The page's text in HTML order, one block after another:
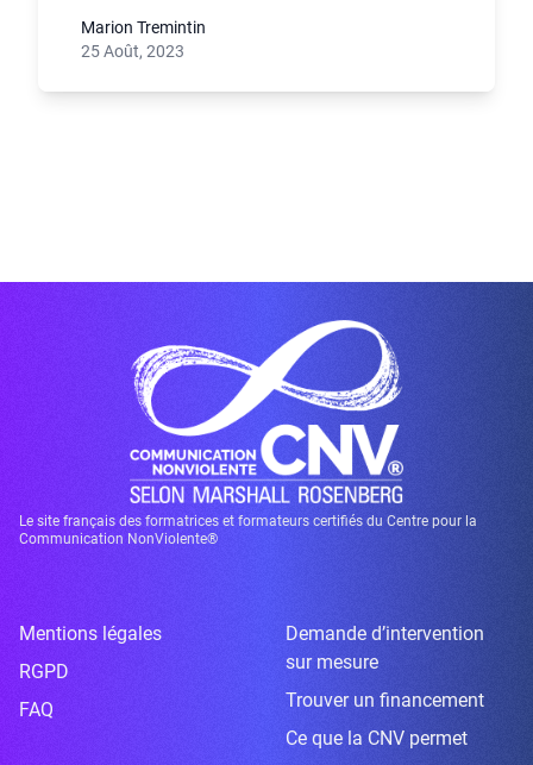
Marion Tremintin
25 Août, 2023
Le site français des formatrices et formateurs certifiés du Centre pour la
Communication NonViolente®
Mentions légales
RGPD
FAQ
Demande d’intervention
sur mesure
Trouver un financement
Ce que la CNV permet